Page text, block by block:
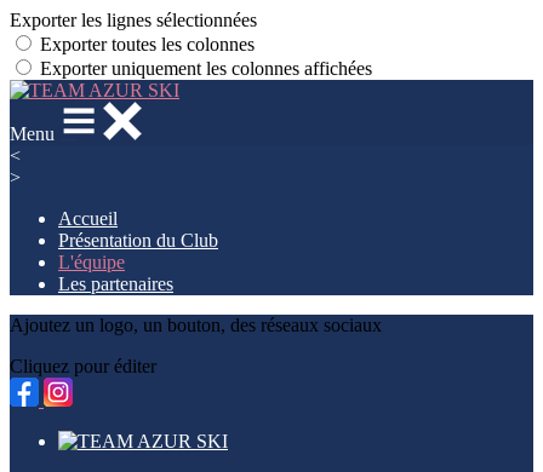
Exporter les lignes sélectionnées
Exporter toutes les colonnes
Exporter uniquement les colonnes affichées
Menu
<
>
Accueil
Présentation du Club
L'équipe
Les partenaires
Ajoutez un logo, un bouton, des réseaux sociaux
Cliquez pour éditer